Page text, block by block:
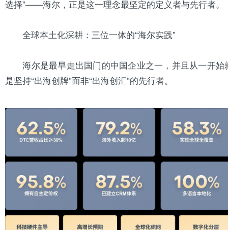
选择”——海尔，正是这一理念最坚定的定义者与先行者。
全球本土化深耕：三位一体的“海尔实践”
海尔是最早走出国门的中国企业之一，并且从一开始
是坚持“出海创牌”而非“出海创汇”的先行者。